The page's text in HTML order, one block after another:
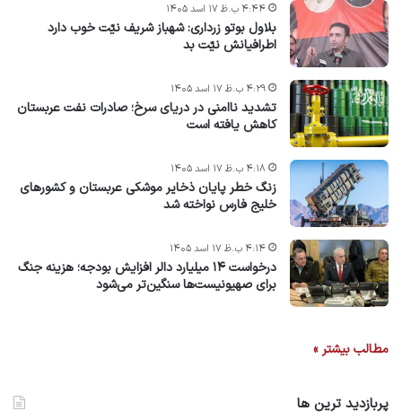
بلاول بوتو زرداری: شهباز شریف نیّت خوب دارد
اطرافیانش نیّت بد
۴:۴۴ ب.ظ ۱۷ اسد ۱۴۰۵
تشدید ناامنی در دریای سرخ؛ صادرات نفت عربستان
کاهش یافته است
۴:۲۹ ب.ظ ۱۷ اسد ۱۴۰۵
زنگ خطر پایان ذخایر موشکی عربستان و کشورهای
خلیج فارس نواخته شد
۴:۱۸ ب.ظ ۱۷ اسد ۱۴۰۵
درخواست ۱۴ میلیارد دالر افزایش بودجه؛ هزینه جنگ
برای صهیونیست‌ها سنگین‌تر می‌شود
۴:۱۴ ب.ظ ۱۷ اسد ۱۴۰۵
مطالب بیشتر »
پربازدید ترین ها